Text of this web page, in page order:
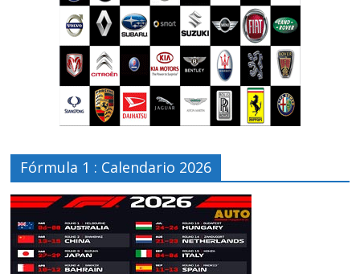
Fórmula 1 : Calendario 2026